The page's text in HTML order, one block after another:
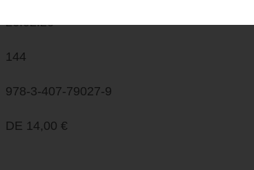
26.02.26
144
978-3-407-79027-9
DE 14,00 €